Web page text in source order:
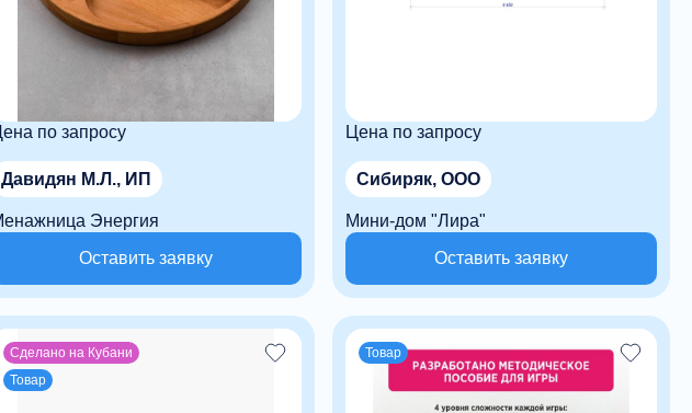
по запросу
Давидян М.Л., ИП
Энергия
Оставить заявку
Цена по запросу
Сибиряк, ООО
Мини-дом "Лира"
Оставить заявку
Сделано на Кубани
Товар
Товар